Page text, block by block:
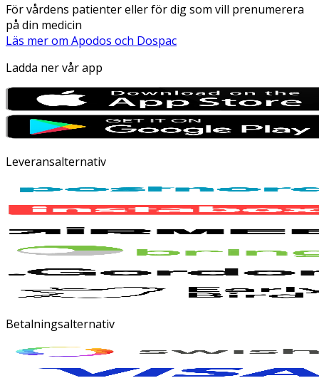
För vårdens patienter eller för dig som vill prenumerera
på din medicin
Läs mer om Apodos och Dospac
Ladda ner vår app
Leveransalternativ
Betalningsalternativ